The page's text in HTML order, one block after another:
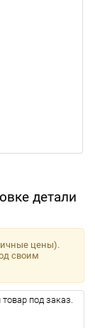
детали
цены).
своим
под заказ.